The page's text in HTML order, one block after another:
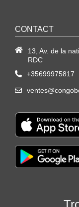
CONTACT
13, Av. de la
RDC
+35699975817